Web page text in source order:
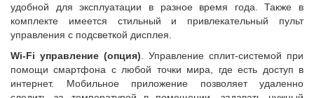
удобной для эксплуатации в разное время года. Также в
комплекте имеется стильный и привлекательный пульт
управления с подсветкой дисплея.
Wi-Fi управление (опция) . Управление сплит-системой при
помощи смартфона с любой точки мира, где есть доступ в
интернет. Мобильное приложение позволяет удаленно